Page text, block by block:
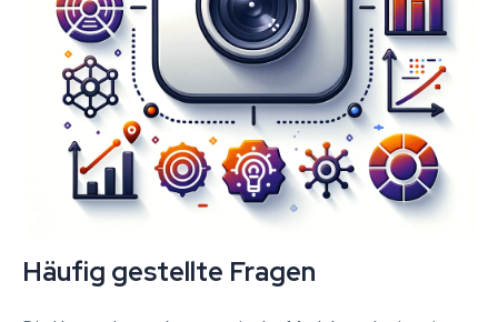
Häufig gestellte Fragen